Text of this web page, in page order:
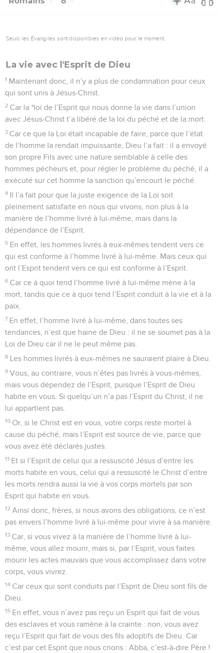
Seuls les Évangiles sont disponibles en vidéo pour le moment.
La vie avec l'Esprit de Dieu
1 Maintenant donc, il n’y a plus de condamnation pour ceux
qui sont unis à Jésus-Christ.
2 Car la *loi de l’Esprit qui nous donne la vie dans l’union
avec Jésus-Christ t’a libéré de la loi du péché et de la mort.
3 Car ce que la Loi était incapable de faire, parce que l’état
de l’homme la rendait impuissante, Dieu l’a fait : il a envoyé
son propre Fils avec une nature semblable à celle des
hommes pécheurs et, pour régler le problème du péché, il a
exécuté sur cet homme la sanction qu’encourt le péché.
4 Il l’a fait pour que la juste exigence de la Loi soit
pleinement satisfaite en nous qui vivons, non plus à la
manière de l’homme livré à lui-même, mais dans la
dépendance de l’Esprit.
5 En effet, les hommes livrés à eux-mêmes tendent vers ce
qui est conforme à l’homme livré à lui-même. Mais ceux qui
ont l’Esprit tendent vers ce qui est conforme à l’Esprit.
6 Car ce à quoi tend l’homme livré à lui-même mène à la
mort, tandis que ce à quoi tend l’Esprit conduit à la vie et à la
paix.
7 En effet, l’homme livré à lui-même, dans toutes ses
tendances, n’est que haine de Dieu : il ne se soumet pas à la
Loi de Dieu car il ne le peut même pas.
8 Les hommes livrés à eux-mêmes ne sauraient plaire à Dieu.
9 Vous, au contraire, vous n’êtes pas livrés à vous-mêmes,
mais vous dépendez de l’Esprit, puisque l’Esprit de Dieu
habite en vous. Si quelqu’un n’a pas l’Esprit du Christ, il ne
lui appartient pas.
10 Or, si le Christ est en vous, votre corps reste mortel à
cause du péché, mais l’Esprit est source de vie, parce que
vous avez été déclarés justes.
11 Et si l’Esprit de celui qui a ressuscité Jésus d’entre les
morts habite en vous, celui qui a ressuscité le Christ d’entre
les morts rendra aussi la vie à vos corps mortels par son
Esprit qui habite en vous.
12 Ainsi donc, frères, si nous avons des obligations, ce n’est
pas envers l’homme livré à lui-même pour vivre à sa manière.
13 Car, si vous vivez à la manière de l’homme livré à lui-
même, vous allez mourir, mais si, par l’Esprit, vous faites
mourir les actes mauvais que vous accomplissez dans votre
corps, vous vivrez.
14 Car ceux qui sont conduits par l’Esprit de Dieu sont fils de
Dieu.
15 En effet, vous n’avez pas reçu un Esprit qui fait de vous
des esclaves et vous ramène à la crainte : non, vous avez
reçu l’Esprit qui fait de vous des fils adoptifs de Dieu. Car
c’est par cet Esprit que nous crions : Abba, c’est-à-dire Père !